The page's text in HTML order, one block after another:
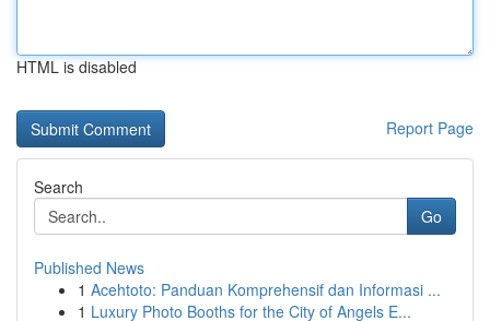
HTML is disabled
Report Page
Search
Go
Published News
1 Acehtoto: Panduan Komprehensif dan Informasi ...
1 Luxury Photo Booths for the City of Angels E...